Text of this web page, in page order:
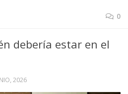
0
debería estar en el
2026